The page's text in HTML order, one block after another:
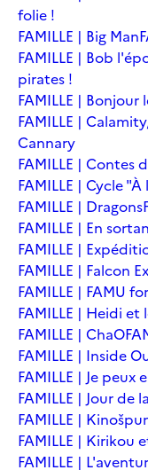
folie !
FAMILLE | Big Man
FAMILLE | Bob
pirates !
FAMILLE | Bonjour
FAMILLE |
Cannary
FAMILLE | Contes
FAMILLE | Cycle
FAMILLE | Dragons
FAMILLE | En
FAMILLE |
FAMILLE | Falcon
FAMILLE | FAMU
FAMILLE | Heidi
FAMILLE | ChaO
FAMILLE | Inside
FAMILLE | Je
FAMILLE | Jour de
FAMILLE |
FAMILLE | Kirikou
FAMILLE |